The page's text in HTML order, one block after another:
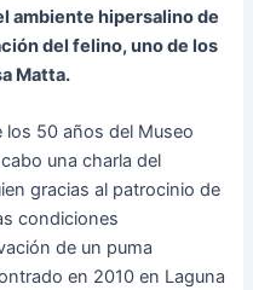
ambiente hipersalino de
del felino, uno de los
Matta.
los 50 años del Museo
una charla del
gracias al patrocinio de
condiciones
de un puma
en 2010 en Laguna